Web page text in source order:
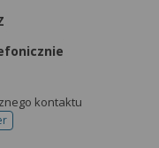
kontaktu
do rejestracji